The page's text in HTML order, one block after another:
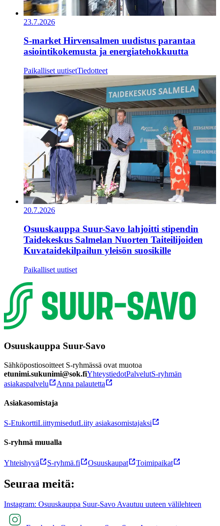
23.7.2026
S-market Hirvensalmen uudistus parantaa
asiointikokemusta ja energiatehokkuutta
Paikalliset uutisetTiedotteet
20.7.2026
Osuuskauppa Suur-Savo lahjoitti stipendin
Taidekeskus Salmelan Nuorten Taiteilijoiden
Kuvataidekilpailun yleisön suosikille
Paikalliset uutiset
Osuuskauppa Suur-Savo
Sähköpostiosoitteet S-ryhmässä ovat muotoa
etunimi.sukunimi@sok.fiYhteystiedotPalvelutS-ryhmän
asiakaspalvelu
Anna palautetta
Asiakasomistaja
S-EtukorttiLiittymisedutLiity asiakasomistajaksi
S-ryhmä muualla
Yhteishyvä S-ryhmä.fi Osuuskaupat Toimipaikat
Seuraa meitä:
Instagram: Osuuskauppa Suur-Savo Avautuu uuteen välilehteen